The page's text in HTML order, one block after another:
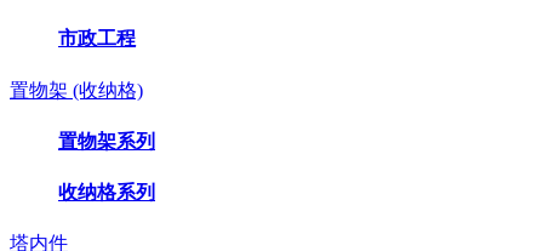
市政工程
置物架 (收纳格)
置物架系列
收纳格系列
塔内件